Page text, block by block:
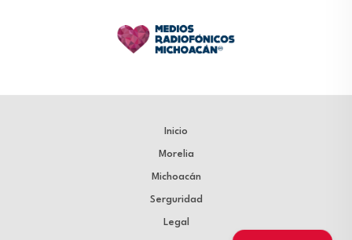
Inicio
Morelia
Michoacán
Serguridad
Legal